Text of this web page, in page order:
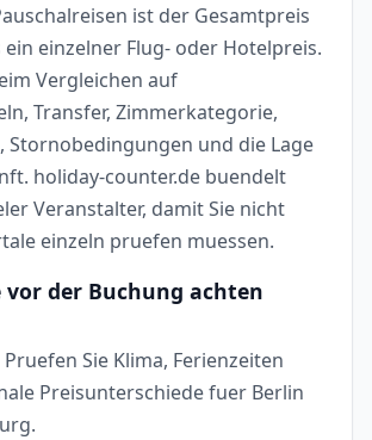
ist der Gesamtpreis
einzelner Flug- oder Hotelpreis.
Vergleichen auf
Transfer, Zimmerkategorie,
Stornobedingungen und die Lage
holiday-counter.de buendelt
Veranstalter, damit Sie nicht
einzeln pruefen muessen.
vor der Buchung achten
Pruefen Sie Klima, Ferienzeiten
Preisunterschiede fuer Berlin